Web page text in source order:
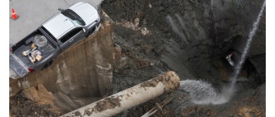
ค้นหา